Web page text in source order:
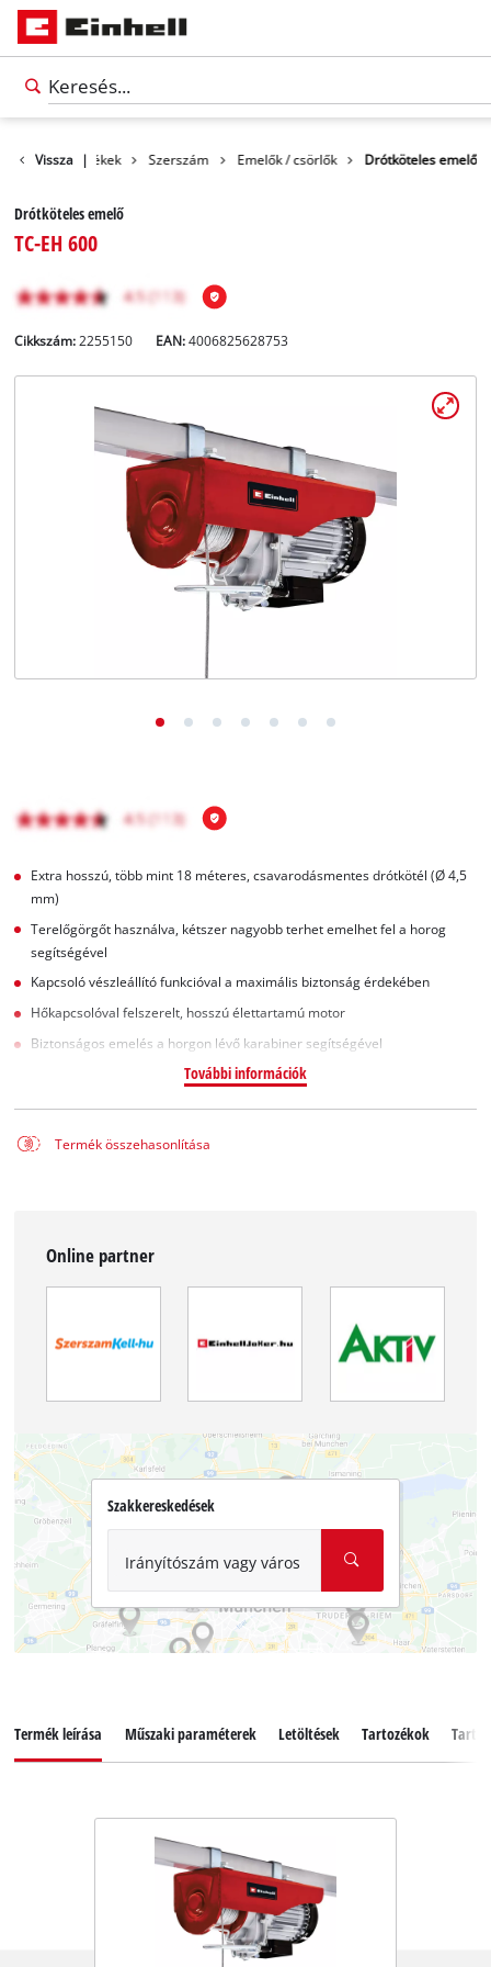
Vissza |
Termékek Szerszám Emelők / csörlők Drótköteles emelő
Drótköteles emelő
TC-EH 600
Cikkszám: 2255150 EAN:4006825628753
Extra hosszú, több mint 18 méteres, csavarodásmentes drótkötél (Ø 4,5
mm)
Terelőgörgőt használva, kétszer nagyobb terhet emelhet fel a horog
segítségével
Kapcsoló vészleállító funkcióval a maximális biztonság érdekében
Hőkapcsolóval felszerelt, hosszú élettartamú motor
Biztonságos emelés a horgon lévő karabiner segítségével
További információk
Termék összehasonlítása
Online partner
Szakkereskedések
Irányítószám vagy város
Termék leírása Műszaki paraméterek Letöltések Tartozékok